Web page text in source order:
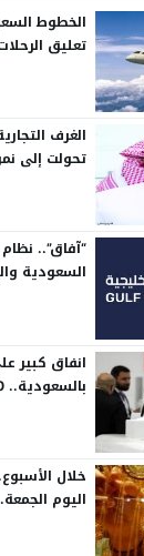
الخطوط
تعليق
الغرف
تحولت إلى
“آفاق”..
السعودية
انفاق كبير
بالسعودية.. 220 مليار ريال
خلال
اليوم الجمعة.. عيار